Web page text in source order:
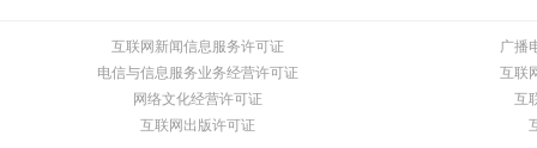
互联网新闻信息服务许可证
电信与信息服务业务经营许可证
网络文化经营许可证
互联网出版许可证
广播
互联
互